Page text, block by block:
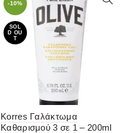
-10%
SOL
D OU
T
Korres Γαλάκτωμα
Καθαρισμού 3 σε 1 – 200ml